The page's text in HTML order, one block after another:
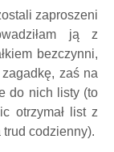
zaproszeni
ją z
bezczynni,
zaś na
do nich listy (to
otrzymał list z
codzienny).